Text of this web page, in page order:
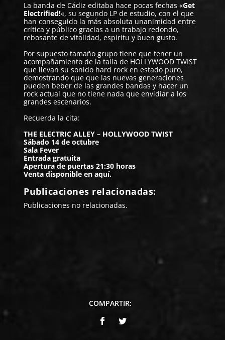
La banda de Cádiz editaba hace pocas fechas «Get
Electrified!«, su segundo LP de estudio, con el que
han conseguido la más absoluta unanimidad entre
crítica y público gracias a un trabajo redondo,
rebosante de vitalidad, espíritu y buen gusto.
Por supuesto tamaño grupo tiene que tener un
acompañamiento de la talla de HOLLYWOOD TWIST
que llevan su sonido hard rock en estado puro,
demostrando que que las nuevas generaciones
pueden beber de las grandes bandas y hacer un
rock actual que no tiene nada que envidiar a los
grandes escenarios.
Recuerda la cita:
THE ELECTRIC ALLEY – HOLLYWOOD TWIST
Sábado 14 de octubre
Sala Fever
Entrada gratuita
Apertura de puertas 21:30 horas
Venta disponible enaquí.
Publicaciones relacionadas:
Publicaciones no relacionadas.
COMPARTIR: